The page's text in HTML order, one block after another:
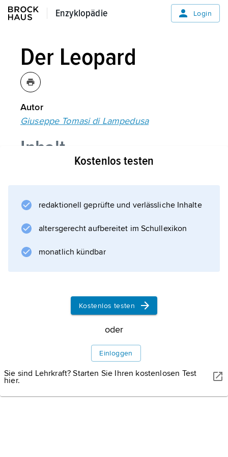
Enzyklopädie
Enzyklopädie Login
Der Leopard
Autor
Giuseppe Tomasi di Lampedusa
Inhalt
Kostenlos testen
redaktionell geprüfte und verlässliche Inhalte
altersgerecht aufbereitet im Schullexikon
monatlich kündbar
Kostenlos testen
oder
Einloggen
Sie sind Lehrkraft? Starten Sie Ihren kostenlosen Test
hier.